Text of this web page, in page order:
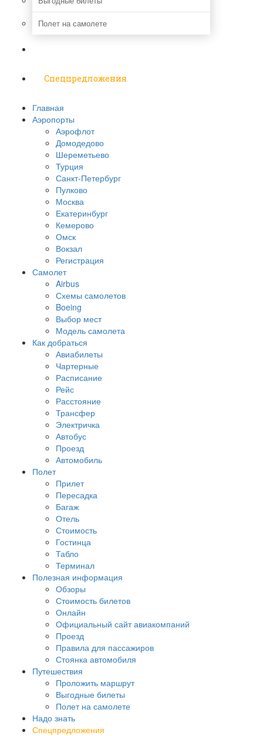
Полет на самолете
Спецпредложения
Главная
Аэропорты
Аэрофлот
Домодедово
Шереметьево
Турция
Санкт-Петербург
Пулково
Москва
Екатеринбург
Кемерово
Омск
Вокзал
Регистрация
Самолет
Airbus
Схемы самолетов
Boeing
Выбор мест
Модель самолета
Как добраться
Авиабилеты
Чартерные
Расписание
Рейс
Расстояние
Трансфер
Электричка
Автобус
Проезд
Автомобиль
Полет
Прилет
Пересадка
Багаж
Отель
Стоимость
Гостинца
Табло
Терминал
Полезная информация
Обзоры
Стоимость билетов
Онлайн
Официальный сайт авиакомпаний
Проезд
Правила для пассажиров
Стоянка автомобиля
Путешествия
Проложить маршрут
Выгодные билеты
Полет на самолете
Надо знать
Спецпредложения